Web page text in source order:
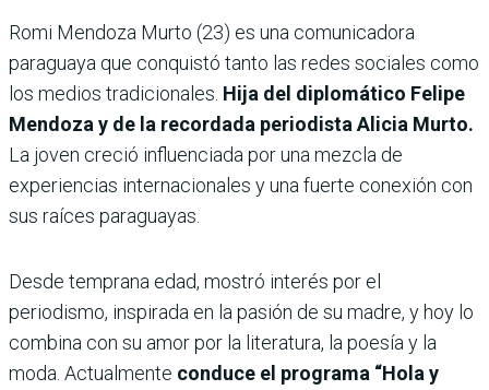
Romi Mendoza Murto (23) es una comunicadora
paraguaya que conquistó tanto las redes sociales como
los medios tradicionales. Hija del diplomático Felipe
Mendoza y de la recordada periodista Alicia Murto.
La joven creció influenciada por una mezcla de
experiencias internacionales y una fuerte conexión con
sus raíces paraguayas.
Desde temprana edad, mostró interés por el
periodismo, inspirada en la pasión de su madre, y hoy lo
combina con su amor por la literatura, la poesía y la
moda. Actualmente conduce el programa “Hola y